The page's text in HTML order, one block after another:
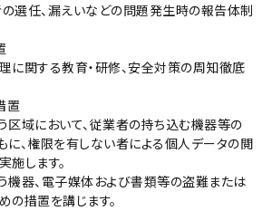
選任、漏えいなどの問題発生時の報告体制
に関する教育・研修、安全対策の周知徹底
置
区域において、従業者の持ち込む機器等の
に、権限を有しない者による個人データの閲
施します。
機器、電子媒体および書類等の盗難または
の措置を講じます。